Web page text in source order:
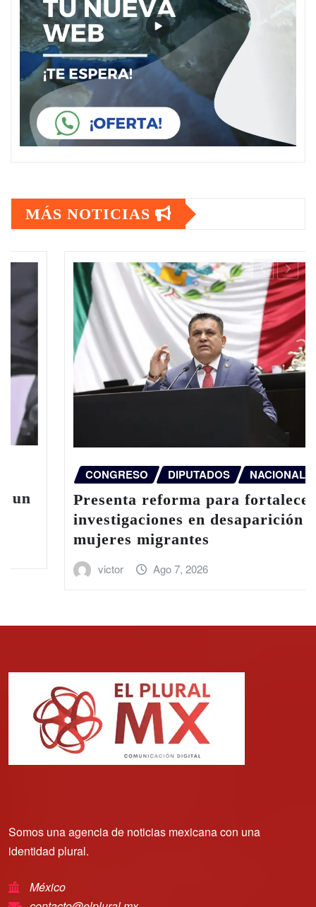
MÁS NOTICIAS
CONGRESO DIPUTADOS NACIONAL
Presenta reforma para fortalecer
investigaciones en desaparición de
mujeres migrantes
Ago 7, 2026
Somos una agencia de noticias mexicana con una
identidad plural.
México